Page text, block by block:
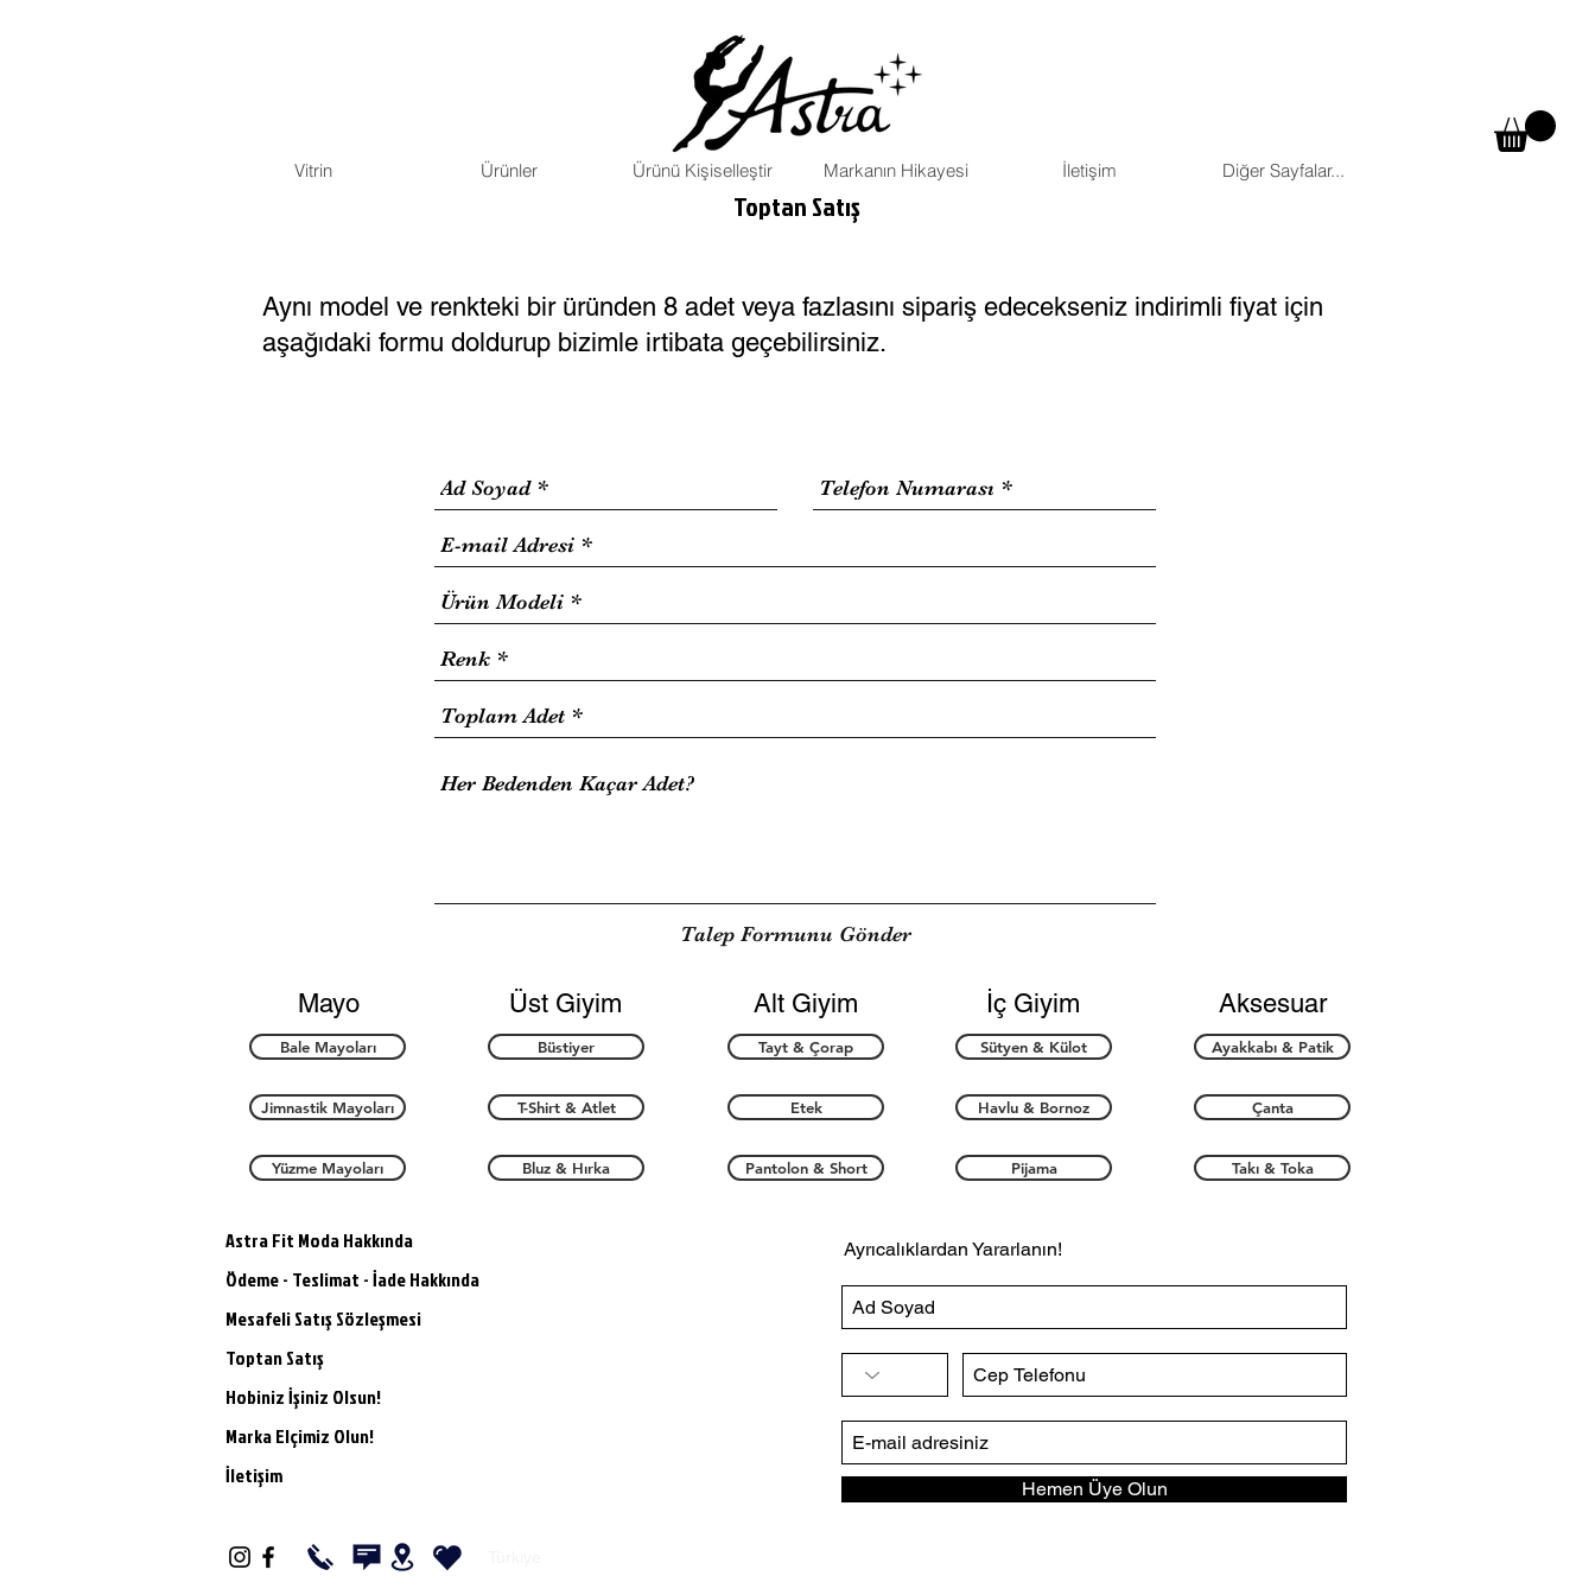
Vitrin Ürünler Ürünü Kişiselleştir Markanın Hikayesi İletişim Diğer Sayfalar...
Toptan Satış
Aynı model ve renkteki bir üründen 8 adet veya fazlasını sipariş edecekseniz indirimli fiyat için
aşağıdaki formu doldurup bizimle irtibata geçebilirsiniz.
Talep Formunu Gönder
Mayo
Bale Mayoları
Jimnastik Mayoları
Yüzme Mayoları
Üst Giyim
Büstiyer
T-Shirt & Atlet
Bluz & Hırka
Alt Giyim
Tayt & Çorap
Etek
Pantolon & Short
İç Giyim
Sütyen & Külot
Havlu & Bornoz
Pijama
Aksesuar
Ayakkabı & Patik
Çanta
Takı & Toka
Astra Fit Moda Hakkında
Ödeme - Teslimat - İade Hakkında
Mesafeli Satış Sözleşmesi
Toptan Satış
Hobiniz İşiniz Olsun!
Marka Elçimiz Olun!
İletişim
Ayrıcalıklardan Yararlanın!
Hemen Üye Olun